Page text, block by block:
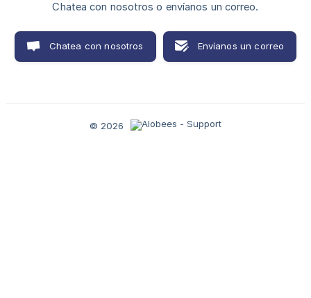
Chatea con nosotros o envíanos un correo.
Chatea con nosotros Envíanos un correo
© 2026